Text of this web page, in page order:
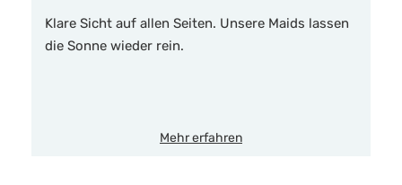
Klare Sicht auf allen Seiten. Unsere Maids lassen
die Sonne wieder rein.
Mehr erfahren